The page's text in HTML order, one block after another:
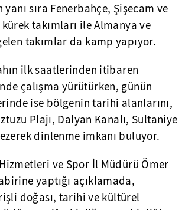
yanı sıra Fenerbahçe, Şişecam ve
takımları ile Almanya ve
takımlar da kamp yapıyor.
ilk saatlerinden itibaren
çalışma yürütürken, günün
ise bölgenin tarihi alanlarını,
Plajı, Dalyan Kanalı, Sultaniye
dinlenme imkanı buluyor.
ve Spor İl Müdürü Ömer
yaptığı açıklamada,
doğası, tarihi ve kültürel